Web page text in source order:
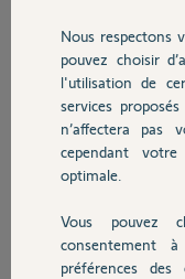
Chauffage
Autres produits
Devis avec un
il y a plus de 7 ans
Réponses
Bonjour Henri,
Je viens d'ouvrir un
qualité, je reviendrai
Nous respectons
pouvez choisir
l'utilisation de
services
n’affectera pas
cependant
optimale.
Vous pouvez
consentement
préférences des